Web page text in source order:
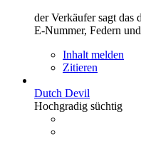
der Verkäufer sagt das
E-Nummer, Federn
Inhalt melden
Zitieren
Dutch Devil
Hochgradig süchtig